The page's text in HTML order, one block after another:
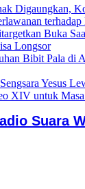
Digaungkan,
terhadap
Buka
Longsor
Bibit Pala di
Yesus
XIV untuk
Suara